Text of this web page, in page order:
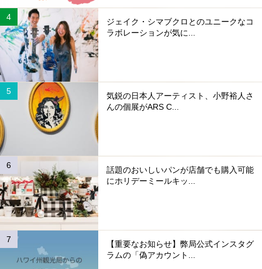
ジェイク・シマブクロとのユニークなコ
ラボレーションが気に...
気鋭の日本人アーティスト、小野裕人さ
んの個展がARS C...
話題のおいしいパンが店舗でも購入可能
にホリデーミールキッ...
【重要なお知らせ】弊局公式インスタグ
ラムの「偽アカウント...